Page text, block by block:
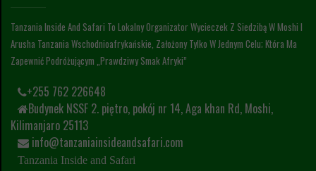
Tanzania Inside And Safari To Lokalny Organizator Wycieczek Z Siedzibą W Moshi I
Arusha Tanzania Wschodnioafrykańskie, Założony Tylko W Jednym Celu; Która Ma
Zapewnić Podróżującym „prawdziwy Smak Afryki”
+255 762 226648
Budynek NSSF 2. piętro, pokój nr 14, Aga khan Rd, Moshi,
Kilimanjaro 25113
info@tanzaniainsideandsafari.com
Tanzania Inside and Safari